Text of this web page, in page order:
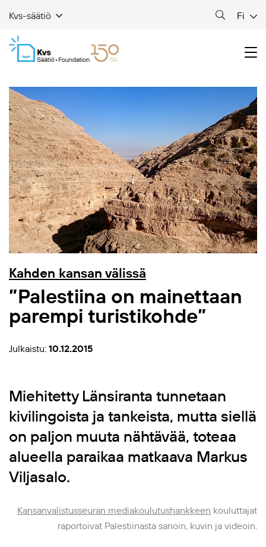
Kvs-säätiö Fi
Kahden kansan välissä
”Palestiina on mainettaan
parempi turistikohde”
Julkaistu: 10.12.2015
Miehitetty Länsiranta tunnetaan
kivilingoista ja tankeista, mutta siellä
on paljon muuta nähtävää, toteaa
alueella paraikaa matkaava Markus
Viljasalo.
Kansanvalistusseuran mediakoulutushankkeen kouluttajat
raportoivat Palestiinasta sanoin, kuvin ja videoin.